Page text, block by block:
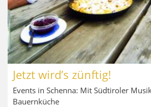
Jetzt wird’s zünftig!
Events in Schenna: Mit Südtiroler
Bauernküche